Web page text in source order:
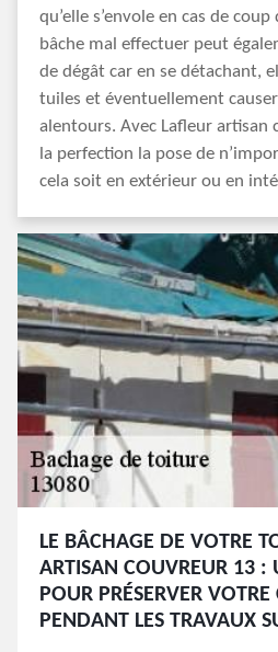
qu’elle s’envole en cas de
bâche mal effectuer peut
de dégât car en se détachant,
tuiles et éventuellement
alentours. Avec Lafleur artisan
la perfection la pose de
cela soit en extérieur ou en
LE BÂCHAGE DE VOTRE
ARTISAN COUVREUR 13 :
POUR PRÉSERVER
PENDANT LES TRAVAUX